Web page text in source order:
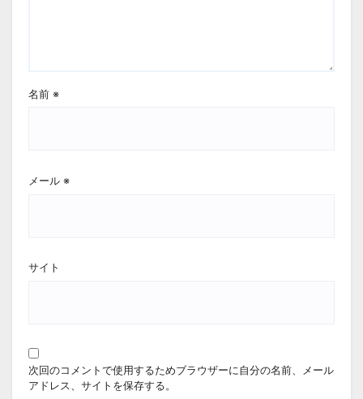
名前 ※
メール ※
サイト
次回のコメントで使用するためブラウザーに自分の名前、メール
アドレス、サイトを保存する。